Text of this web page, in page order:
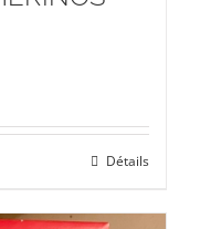
Détails